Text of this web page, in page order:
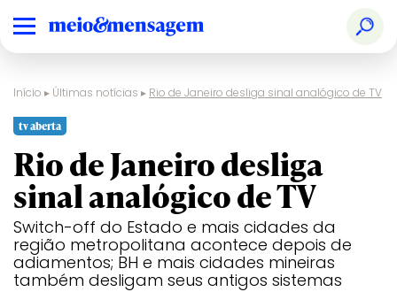
Início ▸ Últimas notícias ▸ Rio de Janeiro desliga sinal analógico de TV
tv aberta
Rio de Janeiro desliga
sinal analógico de TV
Switch-off do Estado e mais cidades da
região metropolitana acontece depois de
adiamentos; BH e mais cidades mineiras
também desligam seus antigos sistemas